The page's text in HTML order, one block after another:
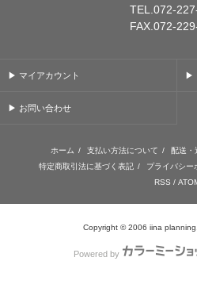
TEL.072-
FAX.072-
▶ マイアカウント ▶
▶ お問い合わせ
ホーム / 支払い方法について / 配送・
特定商取引法に基づく表記 / プライバシー
RSS /
Copyright © 2006 iina
Powered by